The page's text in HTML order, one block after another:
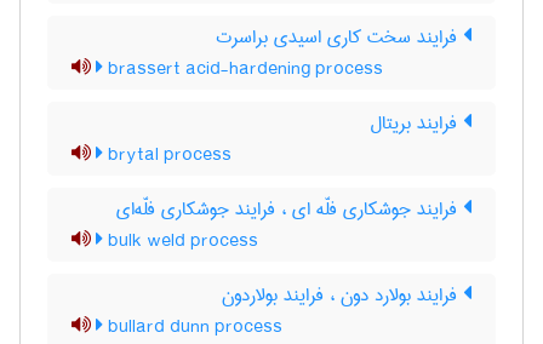
فرایند سخت کاری اسیدی براسرت
brassert acid-hardening process
فرایند بریتال
brytal process
فرایند جوشکاری فلّه ای ، فرایند جوشکاری فلّه‌ای
bulk weld process
فرایند بولارد دون ، فرایند بولاردون
bullard dunn process